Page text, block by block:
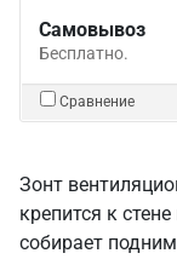
Самовывоз
Бесплатно.
Сравнение
Зонт
крепится к
собирает